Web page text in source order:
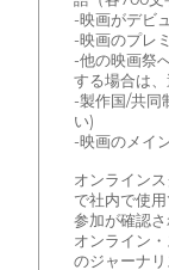
-映画がデビ
-映画のプレ
-他の映画祭
する場合は
-製作国/共同
い)
-映画のメイ
オンライン
で社内で使
参加が確認
オンライン
のジャーナ